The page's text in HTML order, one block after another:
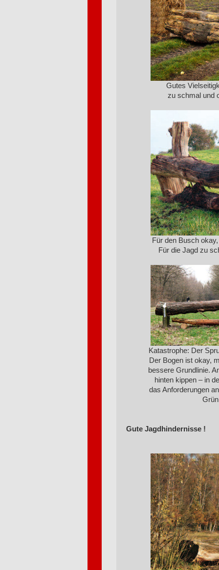
Gutes
zu schmal und
Für den Busch
Für die Jagd zu
Katastrophe: Der
Der Bogen ist okay,
bessere Grundlinie.
hinten kippen – in
das Anforderungen
Gute Jagdhindernisse !